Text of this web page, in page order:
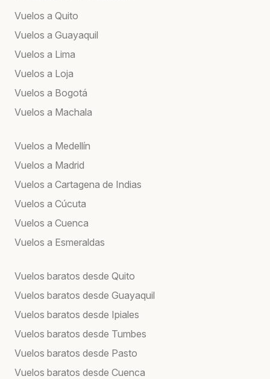
Vuelos a Quito
Vuelos a Guayaquil
Vuelos a Lima
Vuelos a Loja
Vuelos a Bogotá
Vuelos a Machala
Vuelos a Medellín
Vuelos a Madrid
Vuelos a Cartagena de Indias
Vuelos a Cúcuta
Vuelos a Cuenca
Vuelos a Esmeraldas
Vuelos baratos desde Quito
Vuelos baratos desde Guayaquil
Vuelos baratos desde Ipiales
Vuelos baratos desde Tumbes
Vuelos baratos desde Pasto
Vuelos baratos desde Cuenca